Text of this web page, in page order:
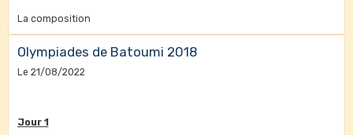
La composition
Olympiades de Batoumi 2018
Le 21/08/2022
Jour 1